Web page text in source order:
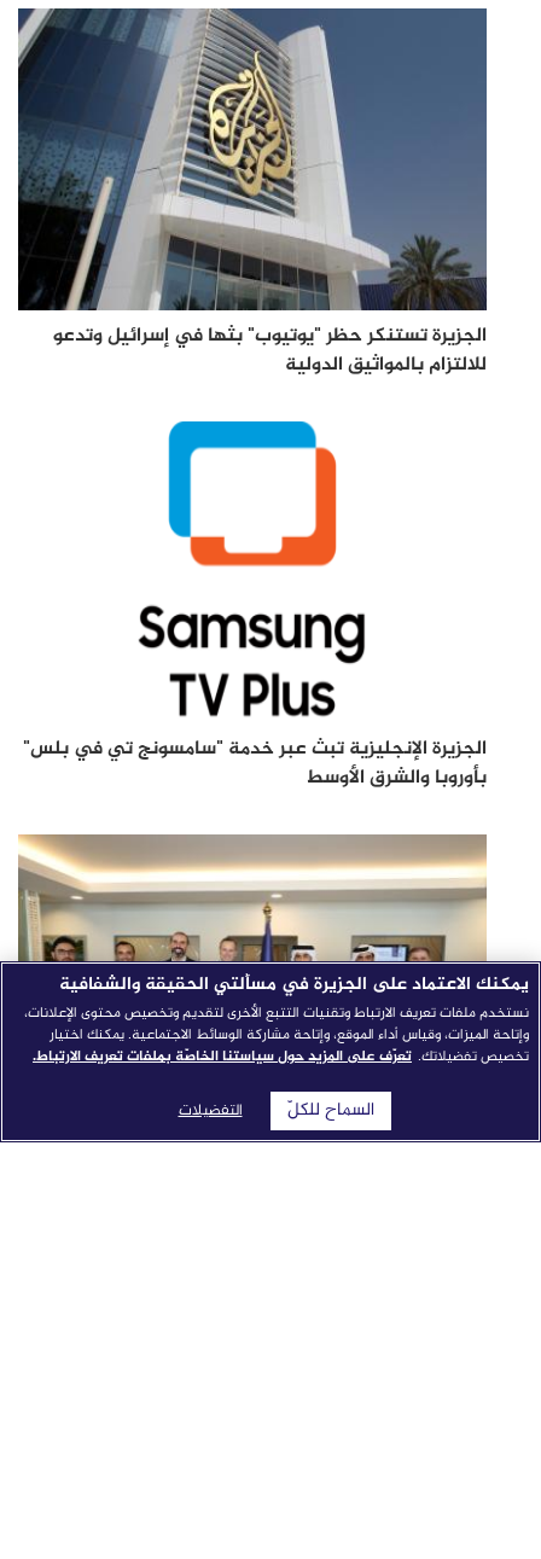
الجزيرة تستنكر حظر "يوتيوب" بثها في إسرائيل وتدعو
للالتزام بالمواثيق الدولية
الجزيرة الإنجليزية تبث عبر خدمة "سامسونج تي في بلس"
بأوروبا والشرق الأوسط
يمكنك الاعتماد على الجزيرة في مسألتي الحقيقة والشفافية
نستخدم ملفات تعريف الارتباط وتقنيات التتبع الأخرى لتقديم وتخصيص محتوى الإعلانات،
وإتاحة الميزات، وقياس أداء الموقع، وإتاحة مشاركة الوسائط الاجتماعية. يمكنك اختيار
تخصيص تفضيلاتك. تعرّف على المزيد حول سياستنا الخاصّة بملفات تعريف الارتباط.
التفضيلات السماح للكلّ